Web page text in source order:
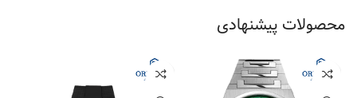
محصولات پیشنهادی